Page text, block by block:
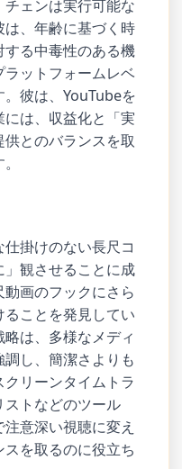
ェンは実行可能な
、年齢に基づく時
る中毒性のある機
ットフォームレベ
彼は、YouTubeを
は、収益化と「実
とのバランスを取
掛けのない長尺コ
観させることに成
画のフックにさら
ことを発見してい
は、多様なメディ
し、簡潔さよりも
リーンタイムトラ
ストなどのツール
意深い視聴に変え
を取るのに役立ち